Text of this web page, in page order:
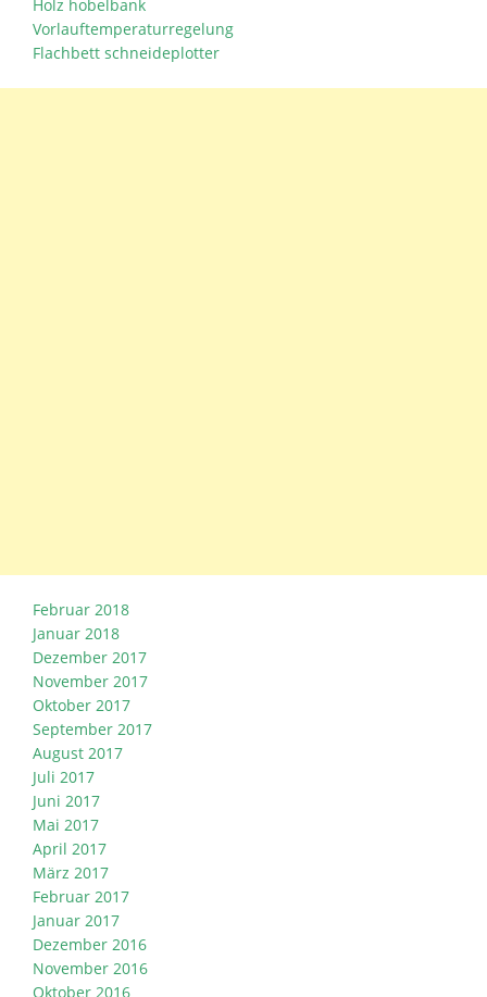
Holz hobelbank
Vorlauftemperaturregelung
Flachbett schneideplotter
Februar 2018
Januar 2018
Dezember 2017
November 2017
Oktober 2017
September 2017
August 2017
Juli 2017
Juni 2017
Mai 2017
April 2017
März 2017
Februar 2017
Januar 2017
Dezember 2016
November 2016
Oktober 2016